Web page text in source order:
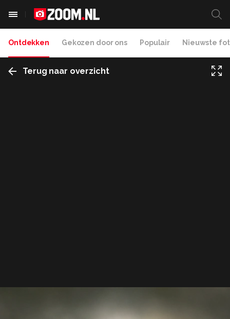
Ontdekken Gekozen door ons Populair Nieuwste
Terug naar overzicht